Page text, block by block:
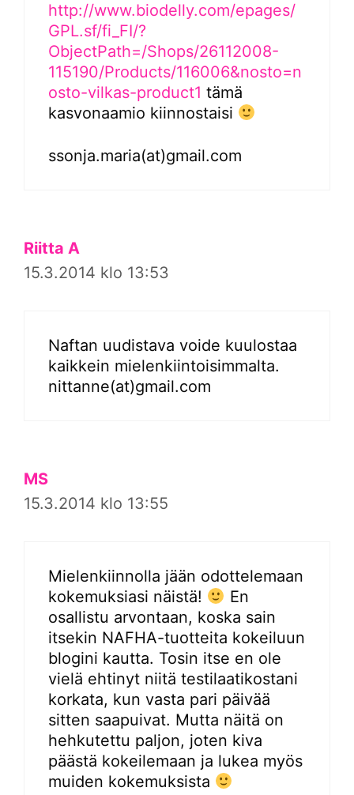
http://www.biodelly.com/epages/
GPL.sf/fi_FI/?
ObjectPath=/Shops/26112008-
115190/Products/116006&nosto=n
osto-vilkas-product1 tämä
kasvonaamio kiinnostaisi
ssonja.maria(at)gmail.com
Riitta A
15.3.2014 klo 13:53
Naftan uudistava voide kuulostaa
kaikkein mielenkiintoisimmalta.
nittanne(at)gmail.com
MS
15.3.2014 klo 13:55
Mielenkiinnolla jään odottelemaan
kokemuksiasi näistä!
En
osallistu arvontaan, koska sain
itsekin NAFHA-tuotteita kokeiluun
blogini kautta. Tosin itse en ole
vielä ehtinyt niitä testilaatikostani
korkata, kun vasta pari päivää
sitten saapuivat. Mutta näitä on
hehkutettu paljon, joten kiva
päästä kokeilemaan ja lukea myös
muiden kokemuksista